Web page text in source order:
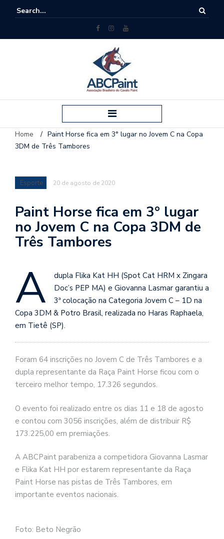
Home / Paint Horse fica em 3° lugar no Jovem C na Copa
3DM de Três Tambores
Esporte 20 de agosto de 2020
Paint Horse fica em 3° lugar
no Jovem C na Copa 3DM de
Três Tambores
A
dupla Flika Kat HH (Spot Cat HRM x Zingara
Doc’s PEP MA) e Giovanna Lasmar garantiu a
3ª colocação na Categoria Jovem C – 1D na
Copa 3DM & Potro Brasil, realizada no Haras Raphaela,
em Tietê (SP).
Foram 64 inscrições no Jovem C de Três Tambores e a
dupla representante da Raça Paint Horse ficou com o
terceiro melhor tempo, 17.326 segundos.
O evento foi realizado entre os dias 11 e 18 de agosto
e contou com 3056 inscrições, além de distribuir R$
173.225,00 em premiações.
A ABCPaint parabeniza a competidora Giovanna Lasmar
e Flika Kat HH por estarem representante da Raça
Paint Horse nas pistas de Três Tambores, em
importante eventos nacionais.
Foto: Beto Negrão